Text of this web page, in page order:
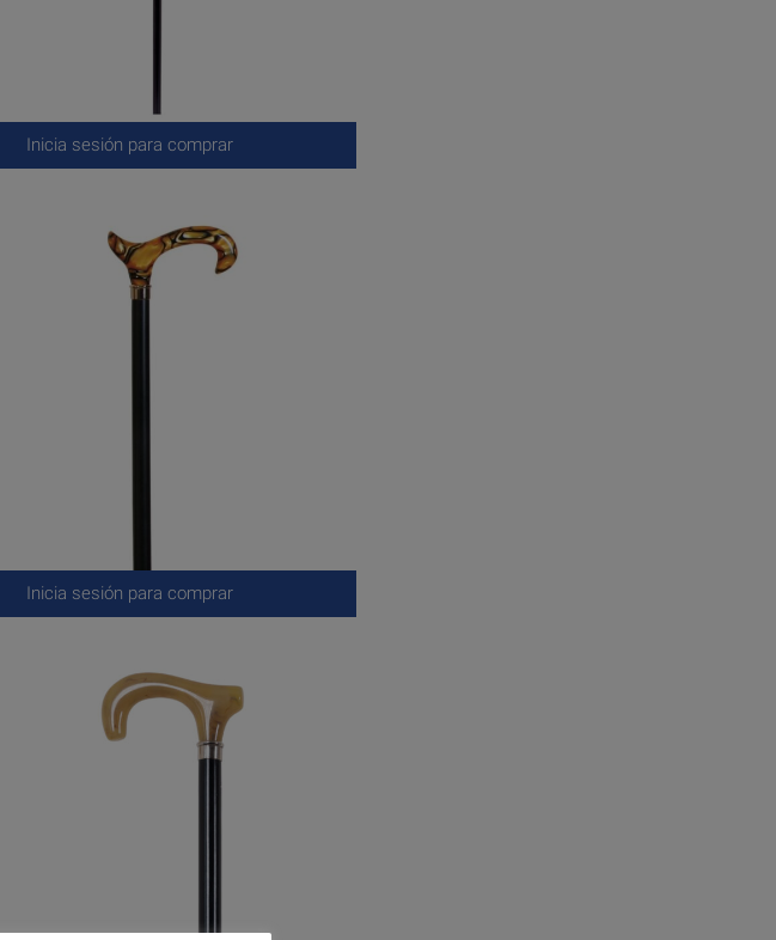
Inicia sesión para comprar
Inicia sesión para comprar